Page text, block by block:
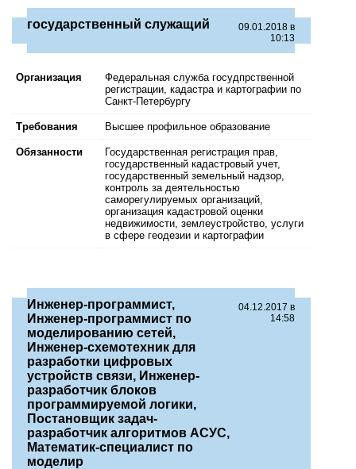
государственный служащий
09.01.2018 в
10:13
Организация
Федеральная служба госудпрственной
регистрации, кадастра и картографии по
Санкт-Петербургу
Требования Высшее профильное образование
Обязанности
Государственная регистрация прав,
государственный кадастровый учет,
государственный земельный надзор,
контроль за деятельностью
саморегулируемых организаций,
организация кадастровой оценки
недвижимости, землеустройство, услуги
в сфере геодезии и картографии
Инженер-программист,
Инженер-программист по
моделированию сетей,
Инженер-схемотехник для
разработки цифровых
устройств связи, Инженер-
разработчик блоков
программируемой логики,
Постановщик задач-
разработчик алгоритмов АСУС,
Математик-специалист по
моделир
04.12.2017 в
14:58